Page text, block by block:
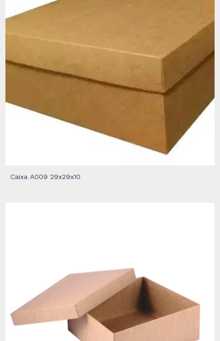
Caixa A009 29x29x10